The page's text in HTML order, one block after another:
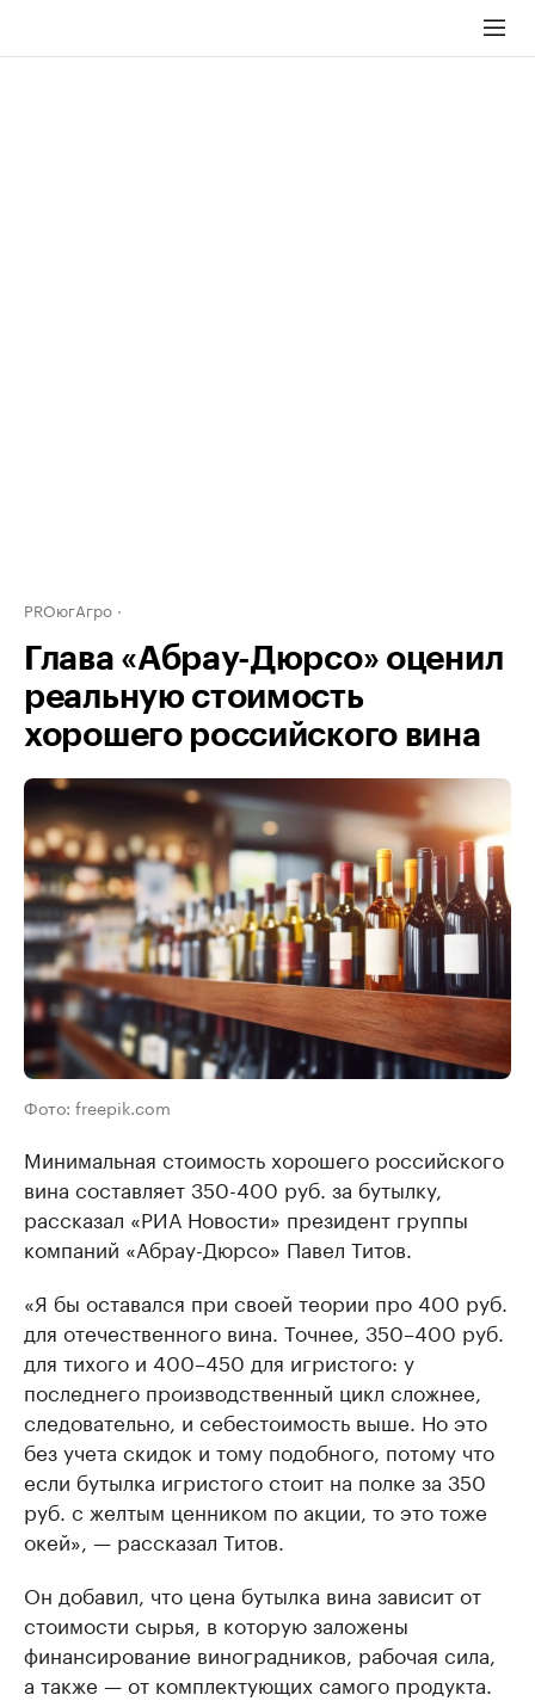
PROюгАгро
Глава «Абрау-Дюрсо» оценил
реальную стоимость
хорошего российского вина
Фото: freepik.com
Минимальная стоимость хорошего российского
вина составляет 350-400 руб. за бутылку,
рассказал «РИА Новости» президент группы
компаний «Абрау-Дюрсо» Павел Титов.
«Я бы оставался при своей теории про 400 руб.
для отечественного вина. Точнее, 350–400 руб.
для тихого и 400–450 для игристого: у
последнего производственный цикл сложнее,
следовательно, и себестоимость выше. Но это
без учета скидок и тому подобного, потому что
если бутылка игристого стоит на полке за 350
руб. с желтым ценником по акции, то это тоже
окей», — рассказал Титов.
Он добавил, что цена бутылка вина зависит от
стоимости сырья, в которую заложены
финансирование виноградников, рабочая сила,
а также — от комплектующих самого продукта.